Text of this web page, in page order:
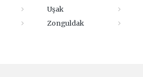
Uşak
Zonguldak